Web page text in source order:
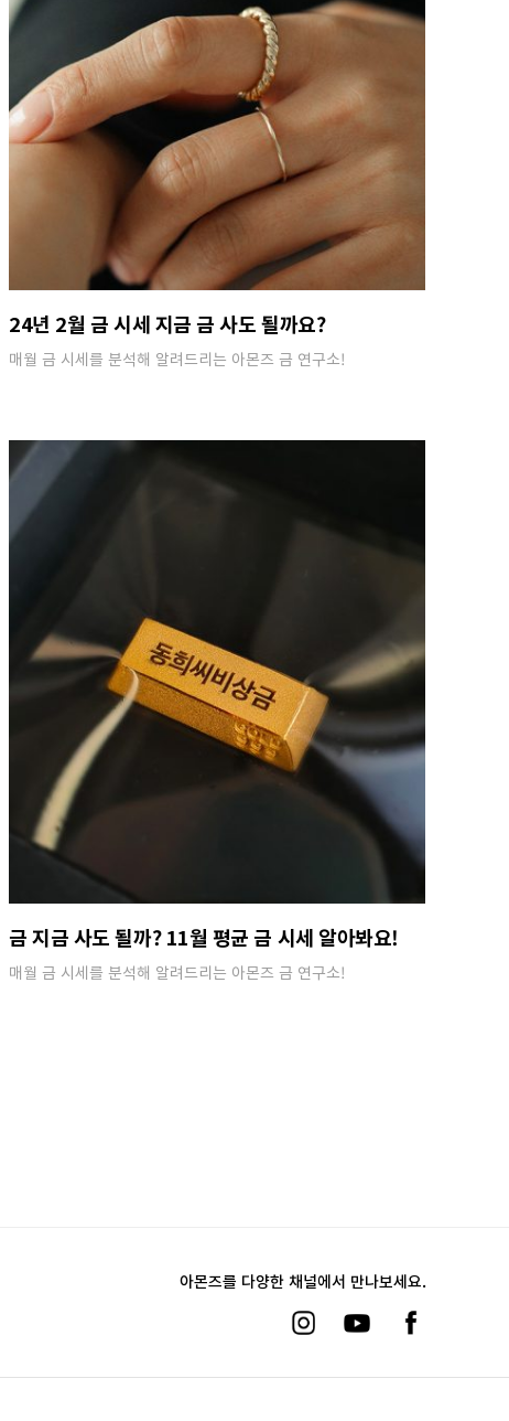
24년 2월 금 시세 지금 금 사도 될까요?
매월 금 시세를 분석해 알려드리는 아몬즈 금 연구소!
금 지금 사도 될까? 11월 평균 금 시세 알아봐요!
매월 금 시세를 분석해 알려드리는 아몬즈 금 연구소!